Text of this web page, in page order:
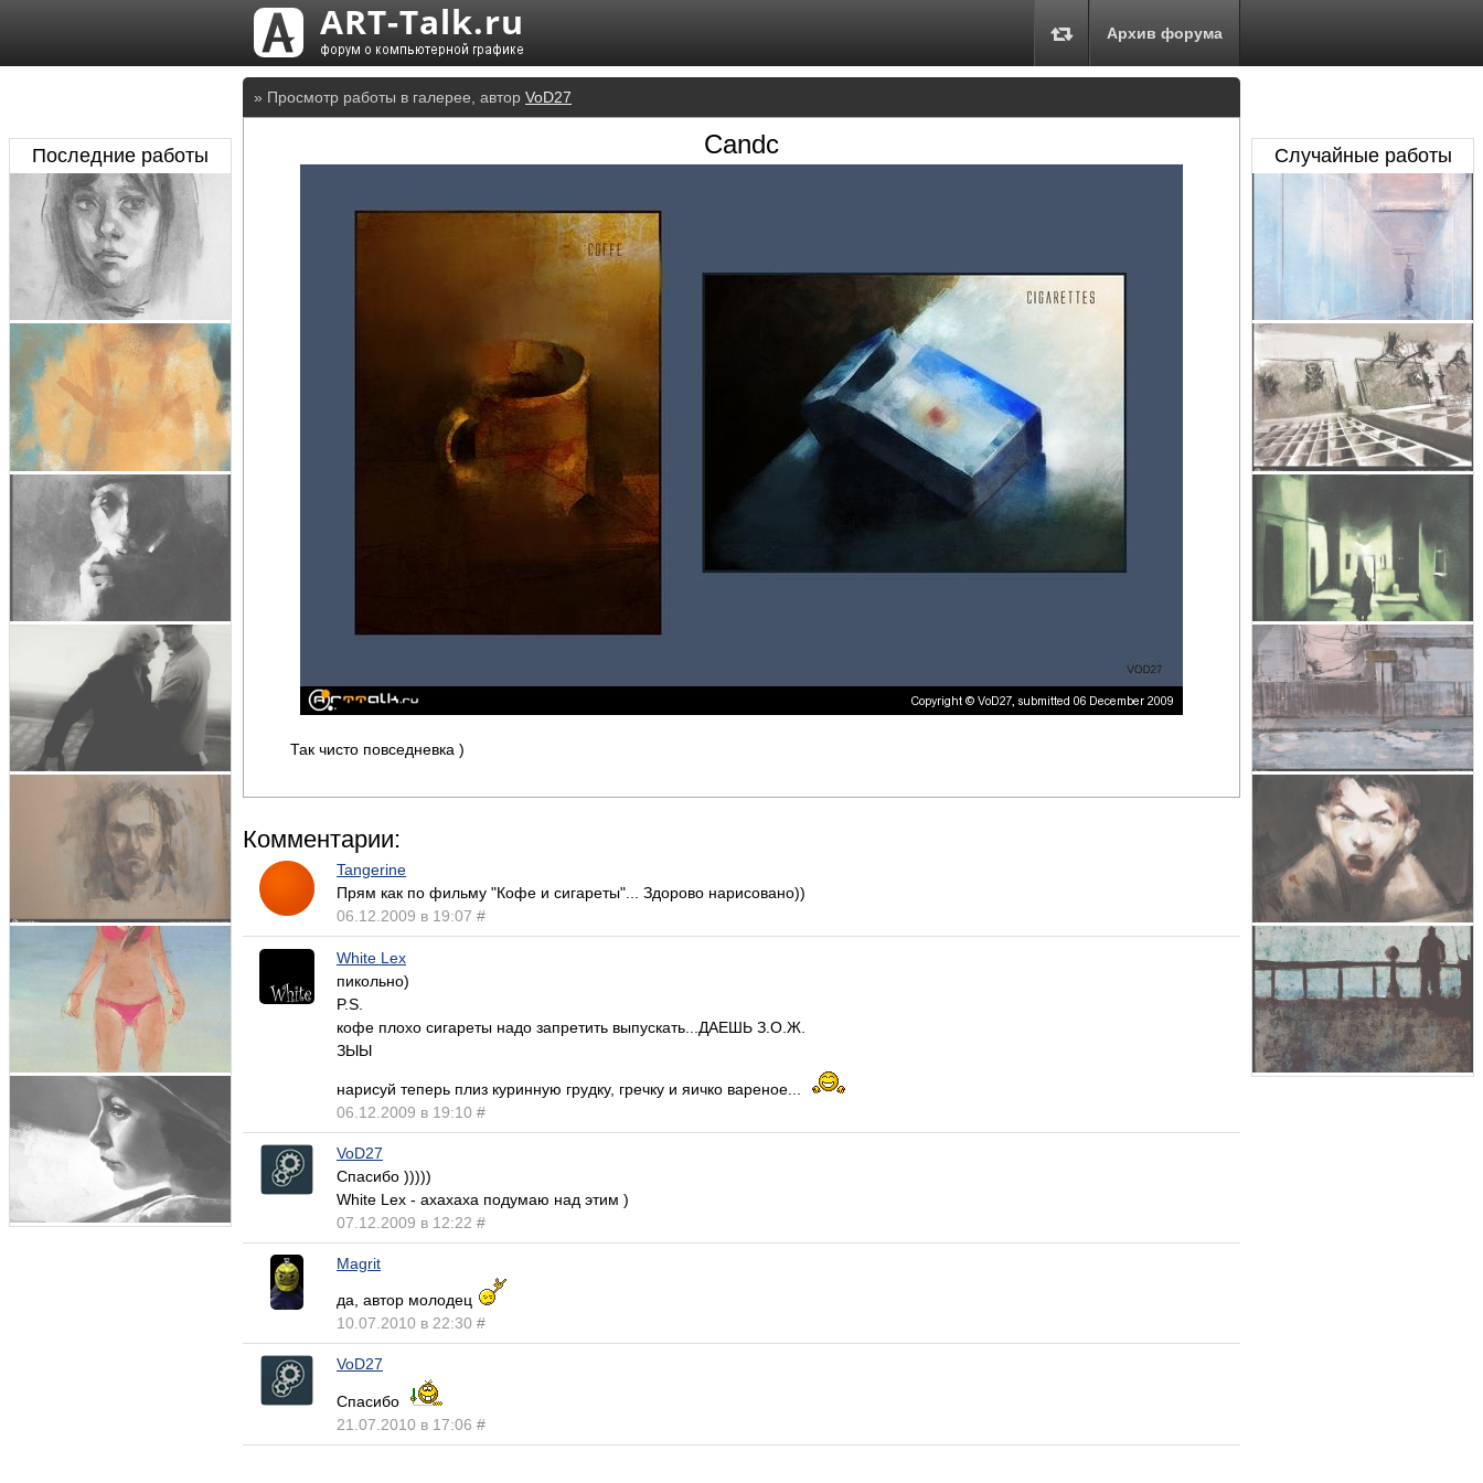
Архив форума
» Просмотр работы в галерее, автор VoD27
Candc
Так чисто повседневка )
Комментарии:
Tangerine
Прям как по фильму "Кофе и сигареты"... Здорово нарисовано))
06.12.2009 в 19:07 #
White Lex
пикольно)
P.S.
кофе плохо сигареты надо запретить выпускать...ДАЕШЬ З.О.Ж.
ЗЫЫ
нарисуй теперь плиз куринную грудку, гречку и яичко вареное...
06.12.2009 в 19:10 #
VoD27
Спасибо )))))
White Lex - ахахаха подумаю над этим )
07.12.2009 в 12:22 #
Magrit
да, автор молодец
10.07.2010 в 22:30 #
VoD27
Спасибо
21.07.2010 в 17:06 #
Последние работы Случайные работы